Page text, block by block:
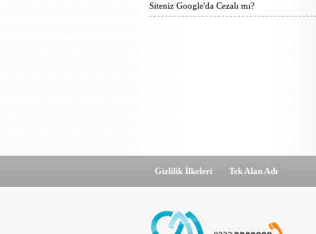
Siteniz Google'da Cezalı mı?
Gizlilik İlkeleri Tek Alan Adı